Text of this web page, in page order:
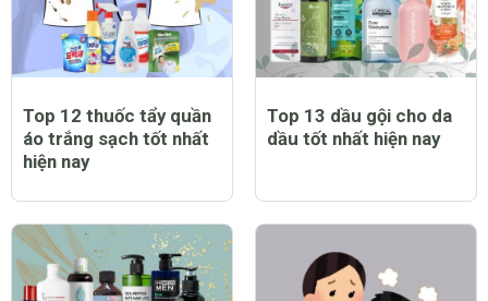
Top 12 thuốc tẩy quần
áo trắng sạch tốt nhất
hiện nay
Top 13 dầu gội cho da
dầu tốt nhất hiện nay